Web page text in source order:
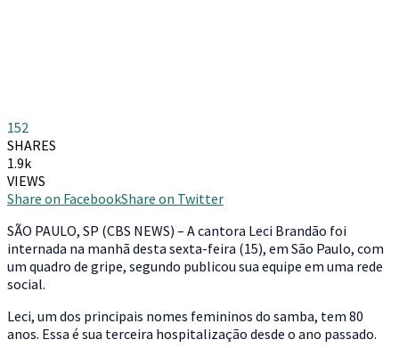
152
SHARES
1.9k
VIEWS
Share on FacebookShare on Twitter
SÃO PAULO, SP (CBS NEWS) – A cantora Leci Brandão foi
internada na manhã desta sexta-feira (15), em São Paulo, com
um quadro de gripe, segundo publicou sua equipe em uma rede
social.
Leci, um dos principais nomes femininos do samba, tem 80
anos. Essa é sua terceira hospitalização desde o ano passado.